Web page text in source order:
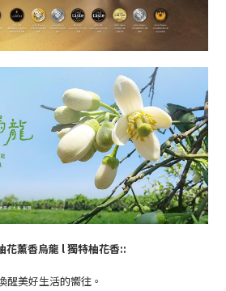
花薰香烏龍 l 獨特柚花香::
醒美好生活的嚮往。